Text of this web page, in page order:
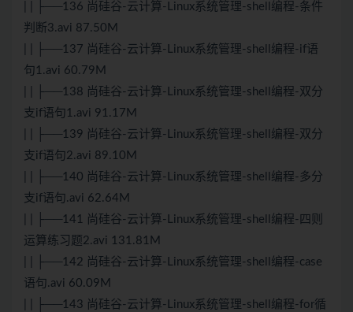
| | ├──136 尚硅谷-云计算-Linux系统管理-shell编程-条件
判断3.avi 87.50M
| | ├──137 尚硅谷-云计算-Linux系统管理-shell编程-if语
句1.avi 60.79M
| | ├──138 尚硅谷-云计算-Linux系统管理-shell编程-双分
支if语句1.avi 91.17M
| | ├──139 尚硅谷-云计算-Linux系统管理-shell编程-双分
支if语句2.avi 89.10M
| | ├──140 尚硅谷-云计算-Linux系统管理-shell编程-多分
支if语句.avi 62.64M
| | ├──141 尚硅谷-云计算-Linux系统管理-shell编程-四则
运算练习题2.avi 131.81M
| | ├──142 尚硅谷-云计算-Linux系统管理-shell编程-case
语句.avi 60.09M
| | ├──143 尚硅谷-云计算-Linux系统管理-shell编程-for循